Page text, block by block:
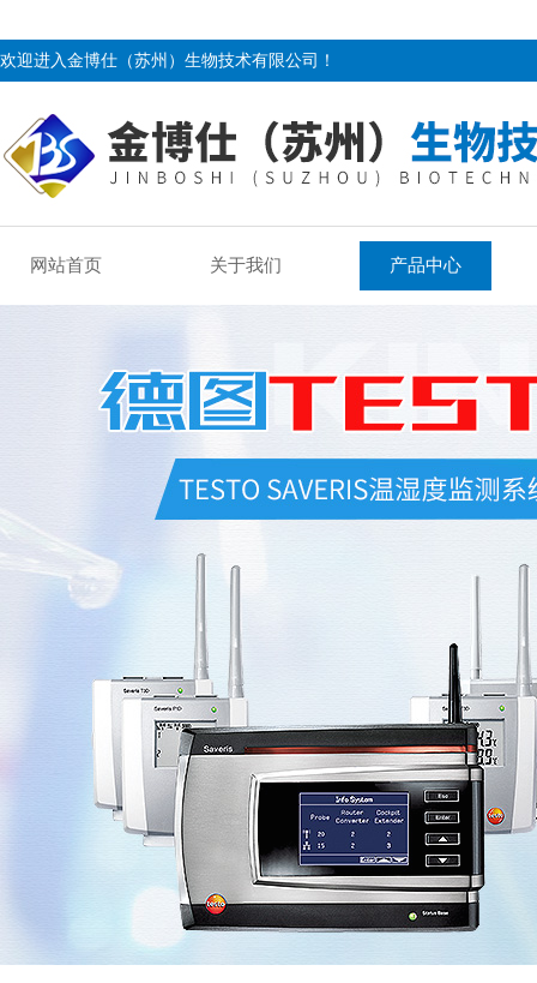
欢迎进入金博仕（苏州）生物技术有限公司！
网站首页 关于我们 产品中心